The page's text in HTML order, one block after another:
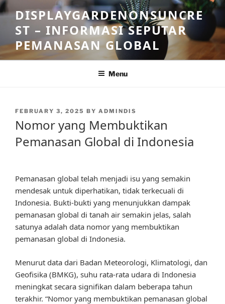
Skip
to
content
DISPLAYGARDENONSUNCRE
ST – INFORMASI SEPUTAR
PEMANASAN GLOBAL
Menu
POSTED
FEBRUARY 3, 2025 BY ADMINDIS
Nomor yang Membuktikan
Pemanasan Global di Indonesia
Pemanasan global telah menjadi isu yang semakin
mendesak untuk diperhatikan, tidak terkecuali di
Indonesia. Bukti-bukti yang menunjukkan dampak
pemanasan global di tanah air semakin jelas, salah
satunya adalah data nomor yang membuktikan
pemanasan global di Indonesia.
Menurut data dari Badan Meteorologi, Klimatologi, dan
Geofisika (BMKG), suhu rata-rata udara di Indonesia
meningkat secara signifikan dalam beberapa tahun
terakhir. “Nomor yang membuktikan pemanasan global